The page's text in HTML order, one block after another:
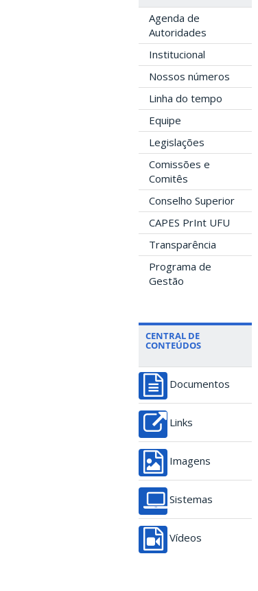
Agenda de
Autoridades
Institucional
Nossos números
Linha do tempo
Equipe
Legislações
Comissões e
Comitês
Conselho Superior
CAPES PrInt UFU
Transparência
Programa de
Gestão
CENTRAL DE
CONTEÚDOS
Documentos
Links
Imagens
Sistemas
Vídeos